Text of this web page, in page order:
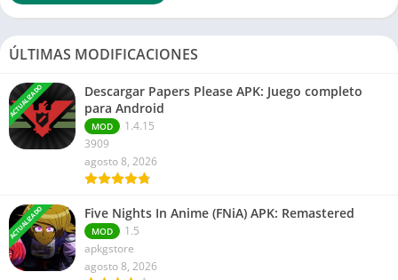
ÚLTIMAS MODIFICACIONES
ACTUALIZADO
Descargar Papers Please APK: Juego completo
para Android
MOD
1.4.15
3909
agosto 8, 2026
ACTUALIZADO Five Nights In Anime (FNiA) APK: Remastered
MOD
1.5
apkgstore
agosto 8, 2026